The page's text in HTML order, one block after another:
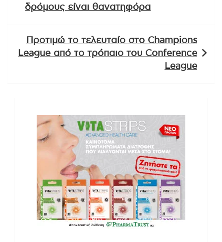
δρόμους είναι θανατηφόρα
Προτιμώ το τελευταίο στο Champions
League από το τρόπαιο του Conference
League